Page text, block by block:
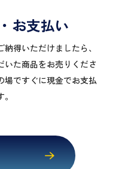
お支払い
得いただけましたら、
いた商品をお売りくださ
場ですぐに現金でお支払